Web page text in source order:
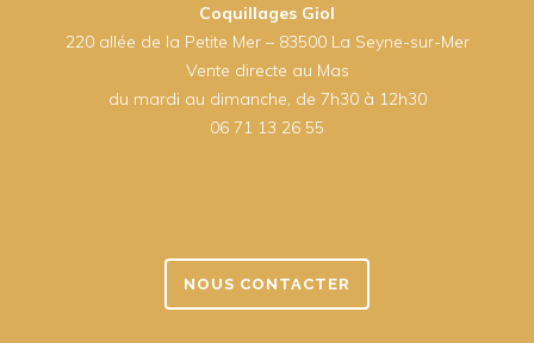
Coquillages Giol
220 allée de la Petite Mer – 83500 La Seyne-sur-Mer
Vente directe au Mas
du mardi au dimanche, de 7h30 à 12h30
06 71 13 26 55
NOUS CONTACTER